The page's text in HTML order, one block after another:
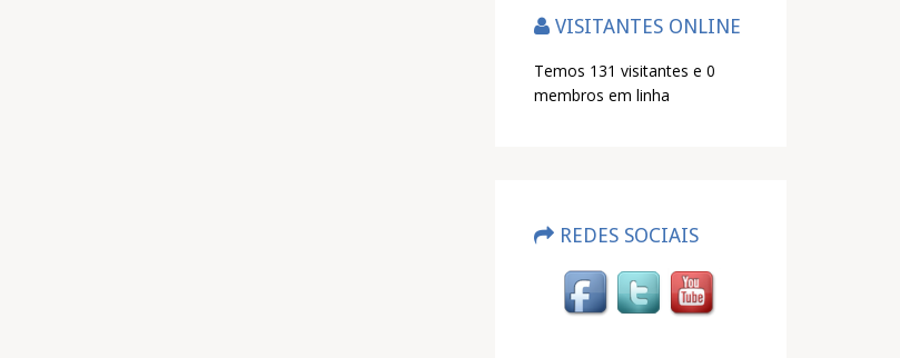
VISITANTES ONLINE
Temos 131 visitantes e 0
membros em linha
REDES SOCIAIS